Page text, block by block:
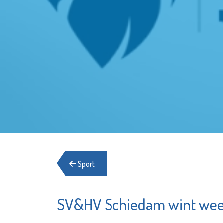
Sport
SV&HV Schiedam wint
Schuldhulpmaatje
Matrice